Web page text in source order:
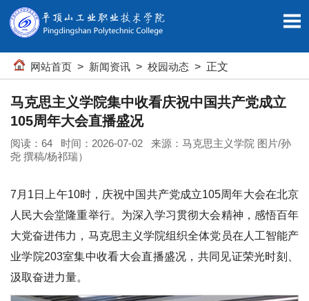
网站首页 > 新闻资讯 > 校园动态 > 正文
马克思主义学院集中收看庆祝中国共产党成立
105周年大会直播盛况
阅读： 64 时间：2026-07-02 来源：马克思主义学院 图片/孙
尧 撰稿/杨祁瑞）
7月1日上午10时，庆祝中国共产党成立105周年大会在北京
人民大会堂隆重举行。为深入学习贯彻大会精神，感悟百年
大党奋进伟力，马克思主义学院组织全体党员在人工智能产
业学院203室集中收看大会直播盛况，共同见证荣光时刻、
汲取奋进力量。